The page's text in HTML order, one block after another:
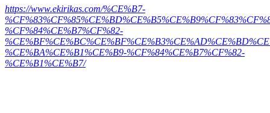
https://www.ekirikas.com/%CE%B7-
%CF%84%CE%B7%CF%82-
%CE%BA%CE%B1%CE%B9-%CF%84%CE%B7%CF%82-
%CE%B1%CE%B7/